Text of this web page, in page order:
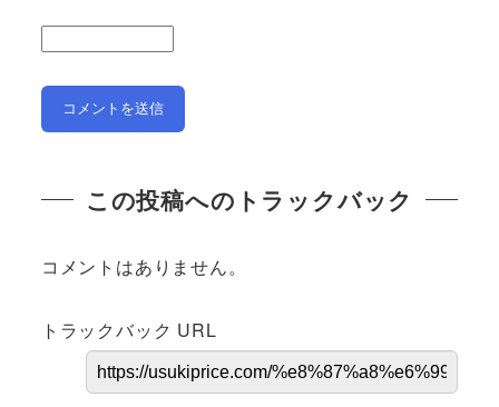
この投稿へのトラックバック
コメントはありません。
トラックバック URL